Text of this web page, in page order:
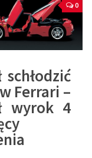
0
schłodzić
Ferrari –
wyrok 4